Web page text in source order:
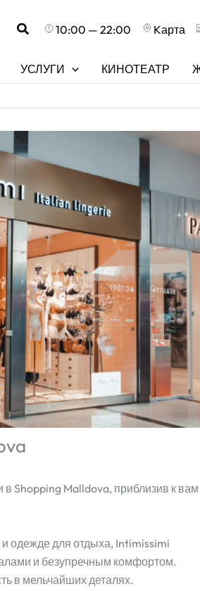
Поиск 10:00 — 22:00 Kарта
УСЛУГИ КИНОТЕАТР
в Shopping Malldova, приблизив к вам
одежде для отдыха, Intimissimi
и безупречным комфортом.
в мельчайших деталях.